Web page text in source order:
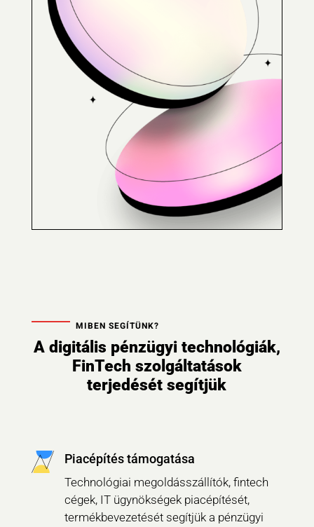
MIBEN SEGÍTÜNK?
A digitális pénzügyi technológiák,
FinTech szolgáltatások
terjedését segítjük
Piacépítés támogatása
Technológiai megoldásszállítók, fintech
cégek, IT ügynökségek piacépítését,
termékbevezetését segítjük a pénzügyi